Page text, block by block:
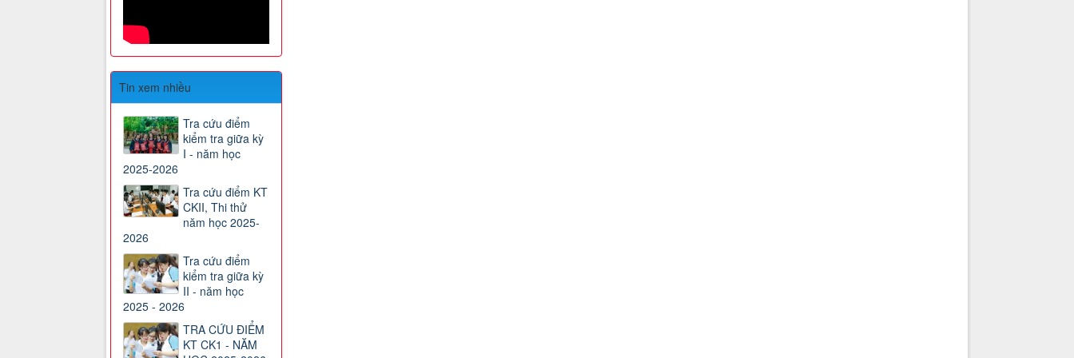
Tin xem nhiều
Tra cứu điểm
kiểm tra giữa kỳ
I - năm học
2025-2026
Tra cứu điểm KT
CKII, Thi thử
năm học 2025-
2026
Tra cứu điểm
kiểm tra giữa kỳ
II - năm học
2025 - 2026
TRA CỨU ĐIỂM
KT CK1 - NĂM